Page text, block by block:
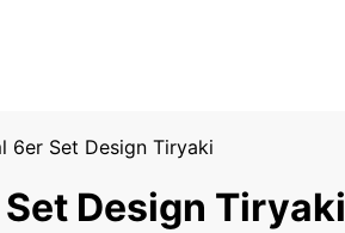
6er Set Design Tiryaki
Design Tiryaki